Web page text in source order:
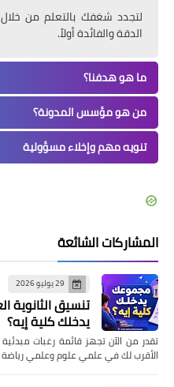
لتجدد شغفك بالتعلم من
الدقة والفائدة أولاً.
ما هو هدفنا؟
من هو مؤسس المدونة؟
تنويه مهم وإخلاء مسؤولية
المشاركات الشائعة
29 يوليو 2026
يدخلك كلية إيه؟
تقدر من الآن تجهز قائمة رغبات
الأقرب لك في علمي علوم وعلمي